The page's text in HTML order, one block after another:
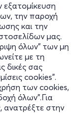
την παροχή
και την
μας.
όλων" των μη
με τη
δικές σας
cookies".
των cookies,
όλων".Για
ανατρέξτε στην